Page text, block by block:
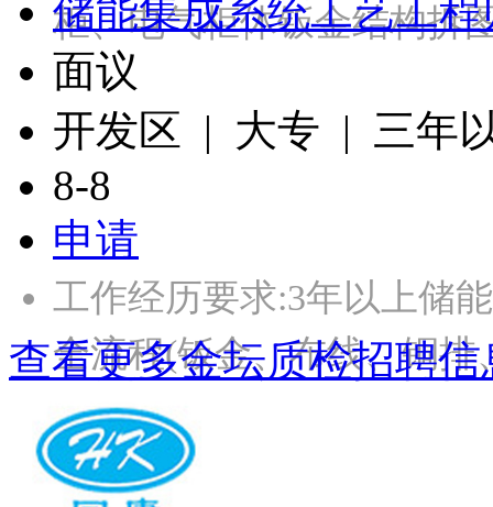
柜、电气柜体钣金结构
储能集成系统工艺工程
面议
开发区 | 大专 | 三年
8-8
申请
工作经历要求:3年以上储
全流程(钣金、布线、铜
查看更多金坛质检招聘信